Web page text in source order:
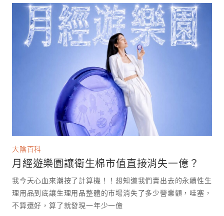
大陰百科
月經遊樂園讓衛生棉市值直接消失一億？
我今天心血來潮按了計算機！！想知道我們賣出去的永續性生
理用品到底讓生理用品整體的市場消失了多少營業額，哇塞，
不算還好，算了就發現一年少一億￼￼